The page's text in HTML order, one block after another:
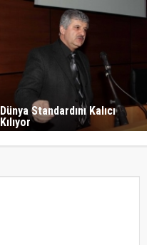
Dünya Standardını Kalıcı
Kılıyor